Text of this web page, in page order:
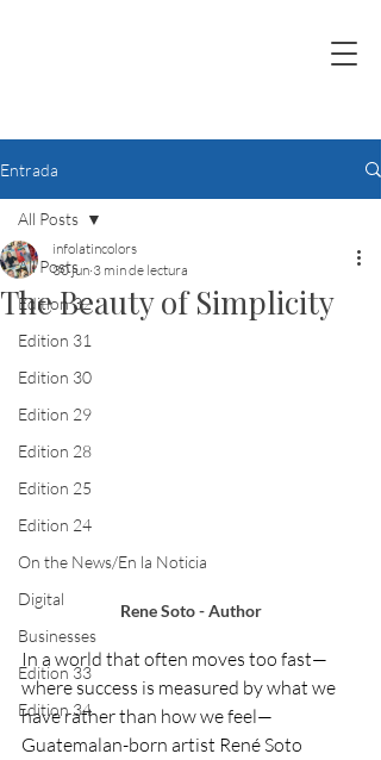
Entrada
All Posts
Edition 32
Edition 31
Edition 30
Edition 29
Edition 28
Edition 25
Edition 24
On the News/En la Noticia
Digital
Businesses
Edition 33
Edition 34
All Posts
The Beauty of Simplicity
infolatincolors
30 jun 3 min de lectura
Rene Soto - Author
In a world that often moves too fast—
where success is measured by what we
have rather than how we feel—
Guatemalan-born artist René Soto